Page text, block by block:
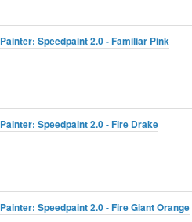
Speedpaint 2.0 - Familiar Pink
Speedpaint 2.0 - Fire Drake
Speedpaint 2.0 - Fire Giant Orange